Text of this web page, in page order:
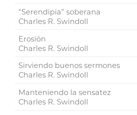
“Serendipia” soberana
Charles R. Swindoll
Erosión
Charles R. Swindoll
Sirviendo buenos sermones
Charles R. Swindoll
Manteniendo la sensatez
Charles R. Swindoll